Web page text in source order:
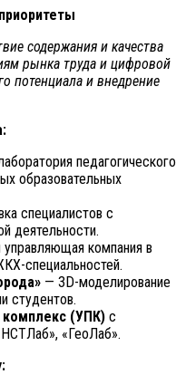
содержания и качества
рынка труда и цифровой
потенциала и внедрение
педагогического
образовательных
специалистов с
деятельности.
компания в
специальностей.
— 3D-моделирование
студентов.
комплекс (УПК) с
«ГеоЛаб».